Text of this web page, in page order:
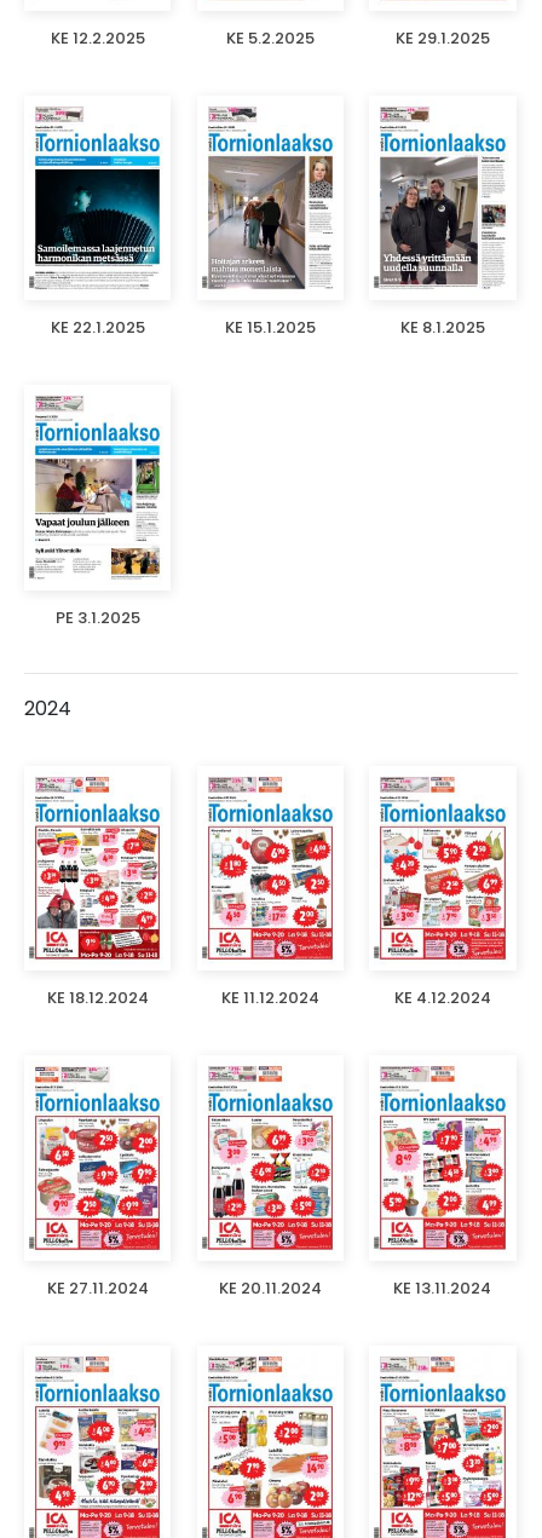
KE 12.2.2025 KE 5.2.2025 KE 29.1.2025
KE 22.1.2025 KE 15.1.2025 KE 8.1.2025
PE 3.1.2025
2024
KE 18.12.2024 KE 11.12.2024 KE 4.12.2024
KE 27.11.2024 KE 20.11.2024 KE 13.11.2024